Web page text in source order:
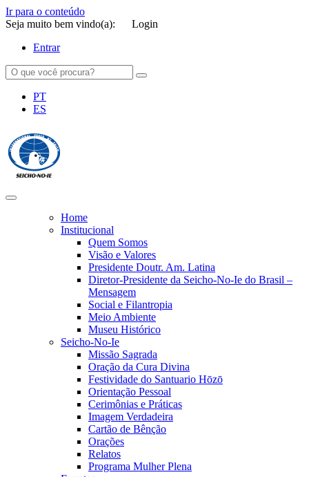
Ir para o conteúdo
Seja muito bem vindo(a):
Login
Entrar
PT
ES
Home
Institucional
Quem Somos
Visão e Valores
Presidente Doutr. Am. Latina
Diretor-Presidente da Seicho-No-Ie do Brasil –
Mensagem
Social e Filantropia
Meio Ambiente
Museu Histórico
Seicho-No-Ie
Missão Sagrada
Oração da Cura Divina
Festividade do Santuario Hōzō
Orientação Pessoal
Cerimônias e Práticas
Imagem Verdadeira
Cartão de Bênção
Orações
Relatos
Programa Mulher Plena